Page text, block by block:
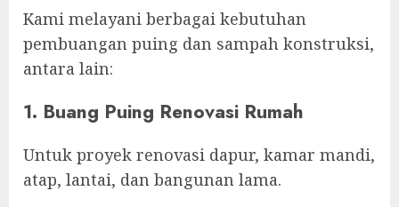
Kami melayani berbagai kebutuhan
pembuangan puing dan sampah konstruksi,
antara lain:
1. Buang Puing Renovasi Rumah
Untuk proyek renovasi dapur, kamar mandi,
atap, lantai, dan bangunan lama.